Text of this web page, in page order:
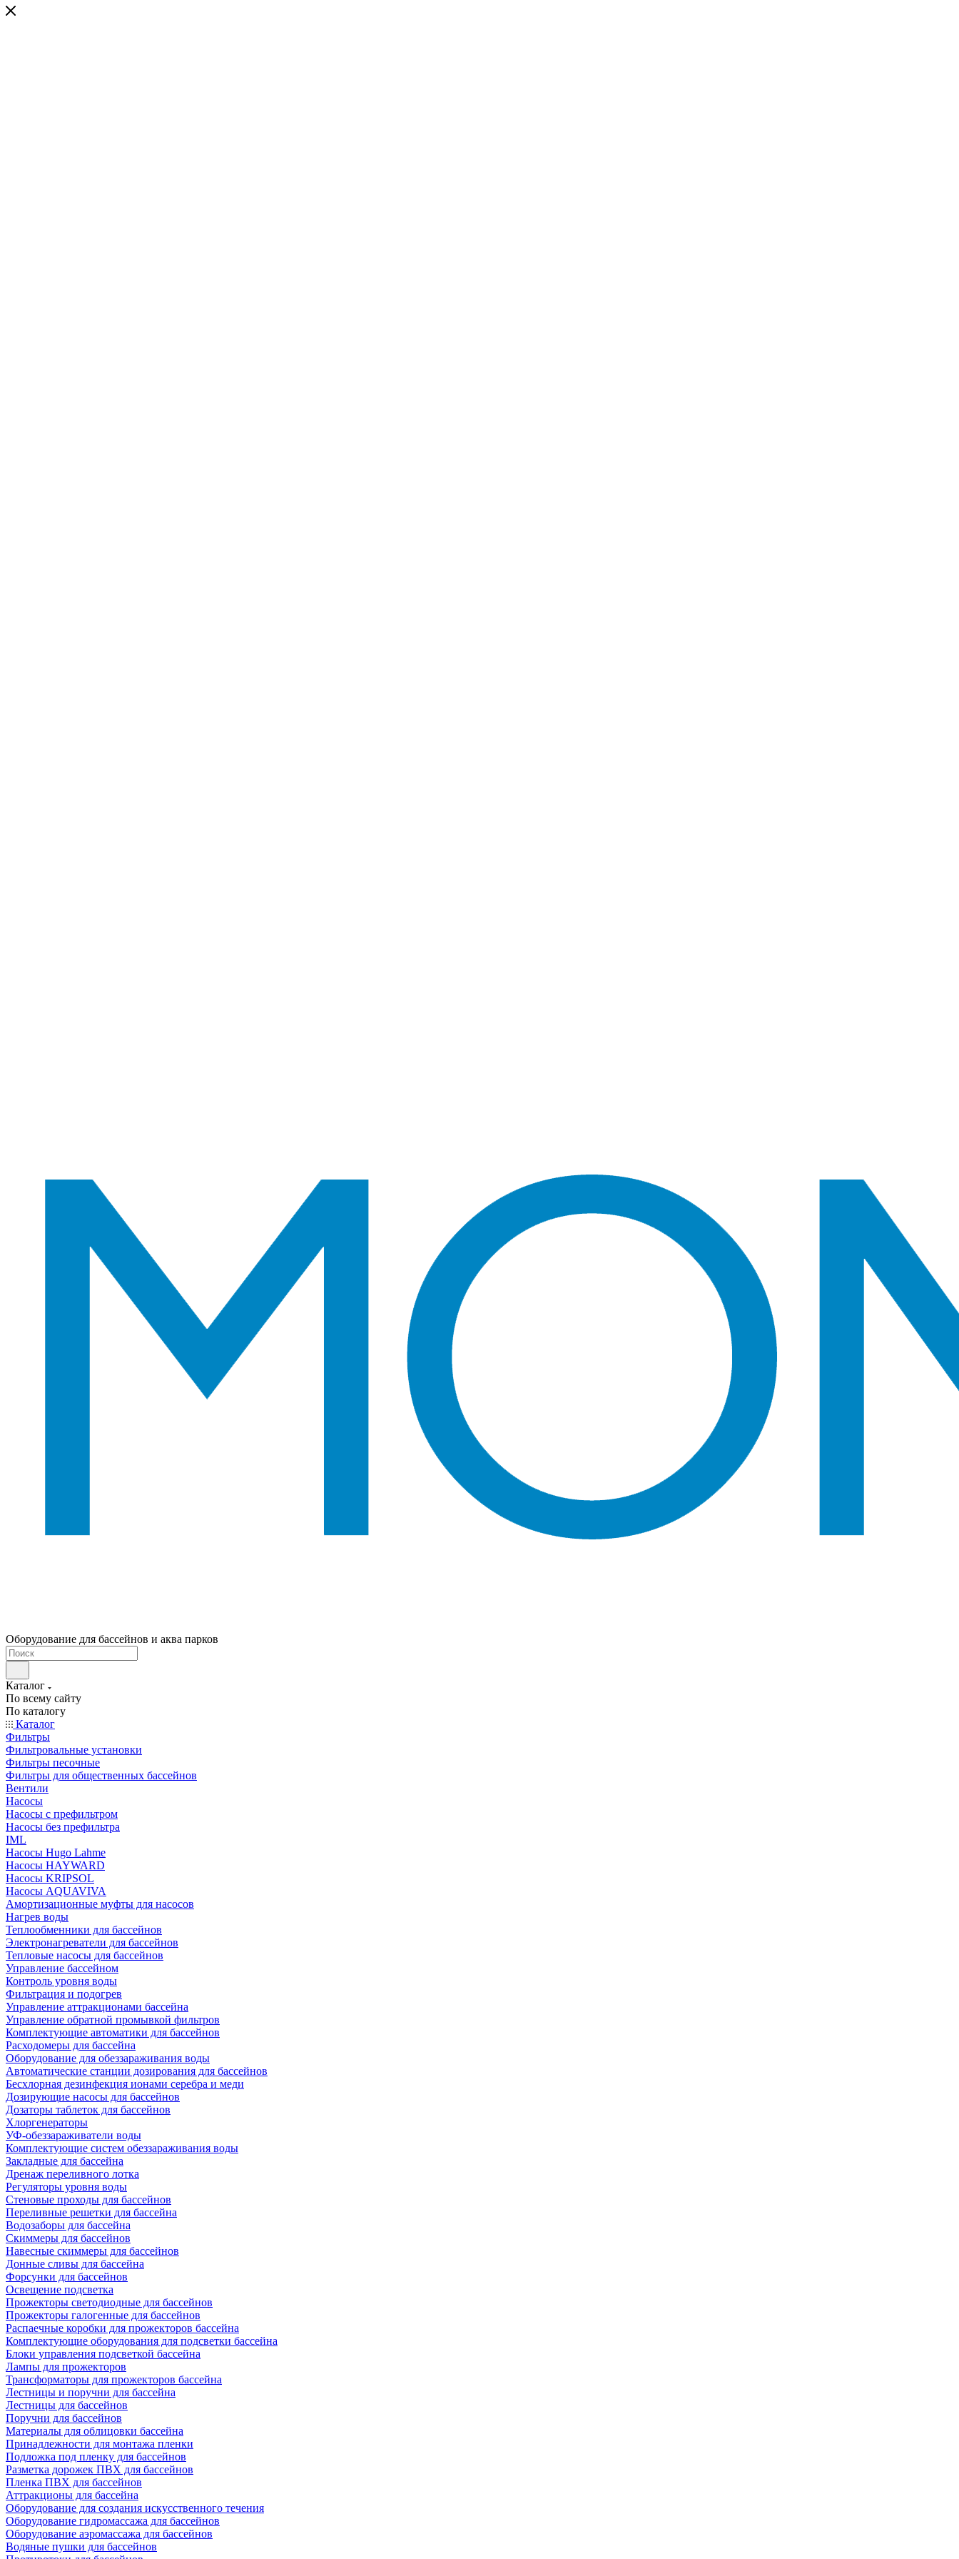
Оборудование для бассейнов и аква парков
Каталог
По всему сайту
По каталогу
Каталог
Фильтры
Фильтровальные установки
Фильтры песочные
Фильтры для общественных бассейнов
Вентили
Насосы
Насосы с префильтром
Насосы без префильтра
IML
Насосы Hugo Lahme
Насосы HAYWARD
Насосы KRIPSOL
Насосы AQUAVIVA
Амортизационные муфты для насосов
Нагрев воды
Теплообменники для бассейнов
Электронагреватели для бассейнов
Тепловые насосы для бассейнов
Управление бассейном
Контроль уровня воды
Фильтрация и подогрев
Управление аттракционами бассейна
Управление обратной промывкой фильтров
Комплектующие автоматики для бассейнов
Расходомеры для бассейна
Оборудование для обеззараживания воды
Автоматические станции дозирования для бассейнов
Беcхлорная дезинфекция ионами серебра и меди
Дозирующие насосы для бассейнов
Дозаторы таблеток для бассейнов
Хлоргенераторы
УФ-обеззараживатели воды
Комплектующие систем обеззараживания воды
Закладные для бассейна
Дренаж переливного лотка
Регуляторы уровня воды
Стеновые проходы для бассейнов
Переливные решетки для бассейна
Водозаборы для бассейна
Скиммеры для бассейнов
Навесные скиммеры для бассейнов
Донные сливы для бассейна
Форсунки для бассейнов
Освещение подсветка
Прожекторы светодиодные для бассейнов
Прожекторы галогенные для бассейнов
Распаечные коробки для прожекторов бассейна
Комплектующие оборудования для подсветки бассейна
Блоки управления подсветкой бассейна
Лампы для прожекторов
Трансформаторы для прожекторов бассейна
Лестницы и поручни для бассейна
Лестницы для бассейнов
Поручни для бассейнов
Материалы для облицовки бассейна
Принадлежности для монтажа пленки
Подложка под пленку для бассейнов
Разметка дорожек ПВХ для бассейнов
Пленка ПВХ для бассейнов
Аттракционы для бассейна
Оборудование для создания искусственного течения
Оборудование гидромассажа для бассейнов
Оборудование аэромассажа для бассейнов
Водяные пушки для бассейнов